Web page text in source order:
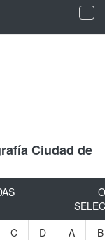
Ciudad de
C D A
B